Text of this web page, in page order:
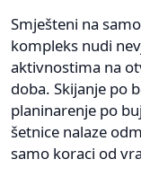
Smješteni na
kompleks nudi
aktivnostima na
doba. Skijanje po
planinarenje po
šetnice nalaze
samo koraci od